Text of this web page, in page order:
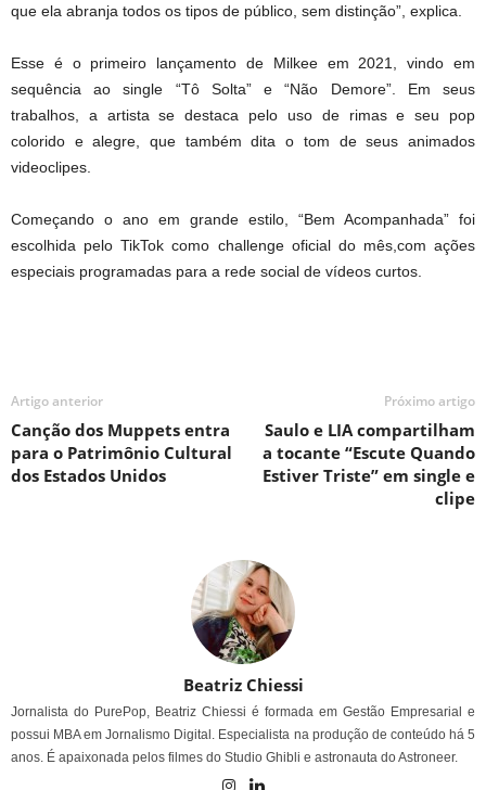
que ela abranja todos os tipos de público, sem distinção”, explica.
Esse é o primeiro lançamento de Milkee em 2021, vindo em
sequência ao single “Tô Solta” e “Não Demore”. Em seus
trabalhos, a artista se destaca pelo uso de rimas e seu pop
colorido e alegre, que também dita o tom de seus animados
videoclipes.
Começando o ano em grande estilo, “Bem Acompanhada” foi
escolhida pelo TikTok como challenge oficial do mês,com ações
especiais programadas para a rede social de vídeos curtos.
Artigo anterior
Canção dos Muppets entra
para o Patrimônio Cultural
dos Estados Unidos
Próximo artigo
Saulo e LIA compartilham
a tocante “Escute Quando
Estiver Triste” em single e
clipe
Beatriz Chiessi
Jornalista do PurePop, Beatriz Chiessi é formada em Gestão Empresarial e
possui MBA em Jornalismo Digital. Especialista na produção de conteúdo há 5
anos. É apaixonada pelos filmes do Studio Ghibli e astronauta do Astroneer.